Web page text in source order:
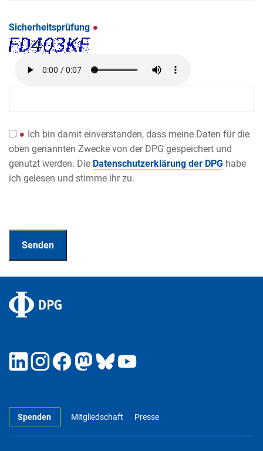
Sicherheitsprüfung
Ich bin damit einverstanden, dass meine Daten für die
oben genannten Zwecke von der DPG gespeichert und
genutzt werden. Die Datenschutzerklärung der DPG habe
ich gelesen und stimme ihr zu.
Spenden Mitgliedschaft Presse